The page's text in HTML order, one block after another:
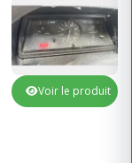
Voir le produit